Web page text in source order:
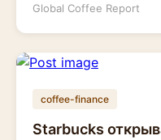
Global Coffee Report
coffee-finance
Starbucks